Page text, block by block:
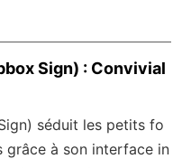
Sign) : Convivial
séduit les petits fo
grâce à son interface in